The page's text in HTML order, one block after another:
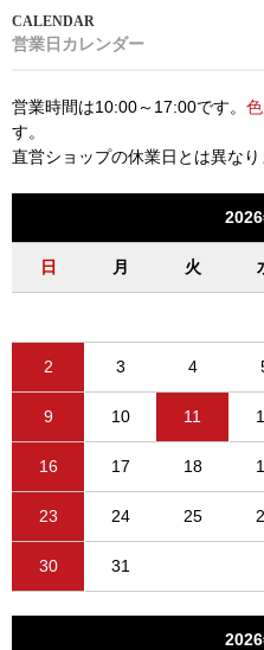
営業日カレンダー
営業時間は10:00～17:00です。
す。
直営ショップの休業日とは異なり
2026
日 月 火
2 3 4
9 10 11
16 17 18
23 24 25
30 31
2026